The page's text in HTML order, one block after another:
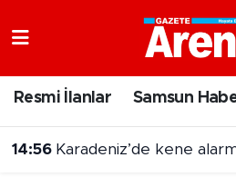
Resmi İlanlar Samsun
14:56 Karadeniz’de kene